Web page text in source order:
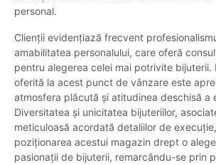
personal.
Clienții evidențiază frecvent
amabilitatea personalului, care oferă
pentru alegerea celei mai potrivite bijuterii.
oferită la acest punct de vânzare este
atmosfera plăcută și atitudinea deschisă a
Diversitatea și unicitatea bijuteriilor,
meticuloasă acordată detaliilor de
poziționarea acestui magazin drept o
pasionații de bijuterii, remarcându-se prin